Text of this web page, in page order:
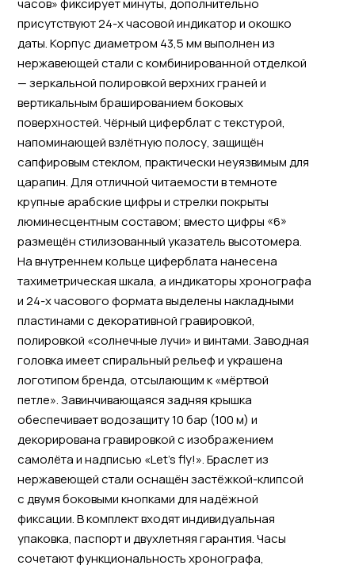
часов» фиксирует минуты, дополнительно
присутствуют 24-х часовой индикатор и окошко
даты. Корпус диаметром 43,5 мм выполнен из
нержавеющей стали с комбинированной отделкой
— зеркальной полировкой верхних граней и
вертикальным брашированием боковых
поверхностей. Чёрный циферблат с текстурой,
напоминающей взлётную полосу, защищён
сапфировым стеклом, практически неуязвимым для
царапин. Для отличной читаемости в темноте
крупные арабские цифры и стрелки покрыты
люминесцентным составом; вместо цифры «6»
размещён стилизованный указатель высотомера.
На внутреннем кольце циферблата нанесена
тахиметрическая шкала, а индикаторы хронографа
и 24-х часового формата выделены накладными
пластинами с декоративной гравировкой,
полировкой «солнечные лучи» и винтами. Заводная
головка имеет спиральный рельеф и украшена
логотипом бренда, отсылающим к «мёртвой
петле». Завинчивающаяся задняя крышка
обеспечивает водозащиту 10 бар (100 м) и
декорирована гравировкой с изображением
самолёта и надписью «Let’s fly!». Браслет из
нержавеющей стали оснащён застёжкой-клипсой
с двумя боковыми кнопками для надёжной
фиксации. В комплект входят индивидуальная
упаковка, паспорт и двухлетняя гарантия. Часы
сочетают функциональность хронографа,